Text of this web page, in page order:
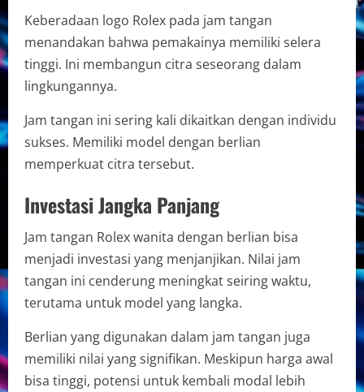
Keberadaan logo Rolex pada jam tangan
menandakan bahwa pemakainya memiliki selera
tinggi. Ini membangun citra seseorang dalam
lingkungannya.
Jam tangan ini sering kali dikaitkan dengan individu
sukses. Memiliki model dengan berlian
memperkuat citra tersebut.
Investasi Jangka Panjang
Jam tangan Rolex wanita dengan berlian bisa
menjadi investasi yang menjanjikan. Nilai jam
tangan ini cenderung meningkat seiring waktu,
terutama untuk model yang langka.
Berlian yang digunakan dalam jam tangan juga
memiliki nilai yang signifikan. Meskipun harga awal
bisa tinggi, potensi untuk kembali modal lebih